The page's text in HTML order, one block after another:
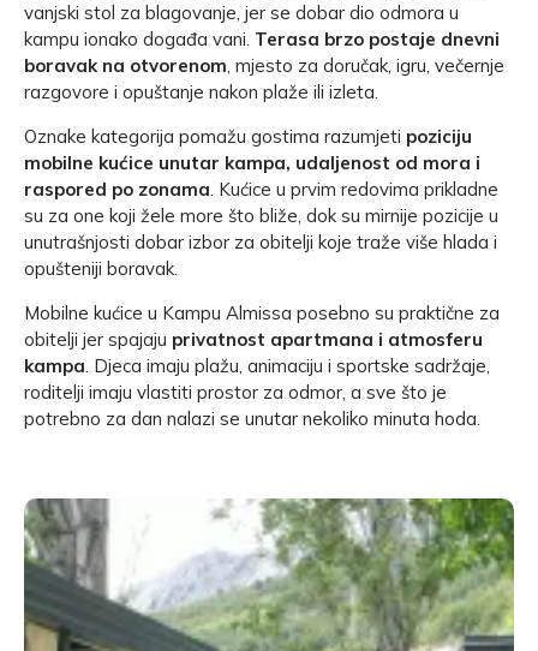
vanjski stol za blagovanje, jer se dobar dio odmora u
kampu ionako događa vani. Terasa brzo postaje dnevni
boravak na otvorenom, mjesto za doručak, igru, večernje
razgovore i opuštanje nakon plaže ili izleta.
Oznake kategorija pomažu gostima razumjeti poziciju
mobilne kućice unutar kampa, udaljenost od mora i
raspored po zonama. Kućice u prvim redovima prikladne
su za one koji žele more što bliže, dok su mirnije pozicije u
unutrašnjosti dobar izbor za obitelji koje traže više hlada i
opušteniji boravak.
Mobilne kućice u Kampu Almissa posebno su praktične za
obitelji jer spajaju privatnost apartmana i atmosferu
kampa. Djeca imaju plažu, animaciju i sportske sadržaje,
roditelji imaju vlastiti prostor za odmor, a sve što je
potrebno za dan nalazi se unutar nekoliko minuta hoda.